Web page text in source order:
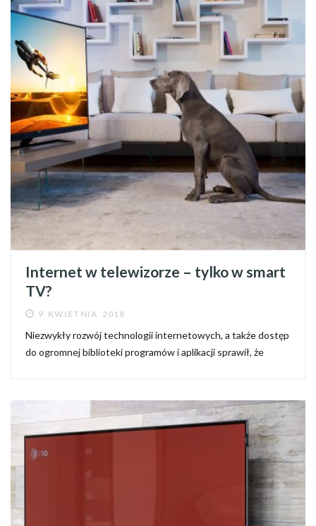
Internet w telewizorze – tylko w smart
TV?
9 KWIETNIA 2018
Niezwykły rozwój technologii internetowych, a także dostęp
do ogromnej biblioteki programów i aplikacji sprawił, że